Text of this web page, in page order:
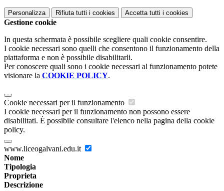
Personalizza Rifiuta tutti i cookies Accetta tutti i cookies
Gestione cookie
In questa schermata è possibile scegliere quali cookie consentire.
I cookie necessari sono quelli che consentono il funzionamento della
piattaforma e non è possibile disabilitarli.
Per conoscere quali sono i cookie necessari al funzionamento potete
visionare la COOKIE POLICY.
Cookie necessari per il funzionamento
I cookie necessari per il funzionamento non possono essere
disabilitati. È possibile consultare l'elenco nella pagina della cookie
policy.
www.liceogalvani.edu.it
Nome
Tipologia
Proprieta
Descrizione